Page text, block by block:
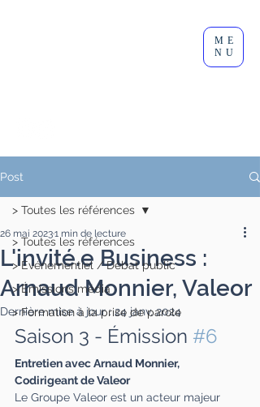
ME
NU
Post
> Toutes les références
> Événementiel / Débat public
> Émissions média
> Formation à la prise de parole
> Toutes les références
L'invité.e Business :
Arnaud Monnier, Valeor
26 mai 20231 min de lecture
Dernière mise à jour :24 janv. 2024
Saison 3 - Émission #6
Entretien avec Arnaud Monnier,
Codirigeant de Valeor
Le Groupe Valeor est un acteur majeur